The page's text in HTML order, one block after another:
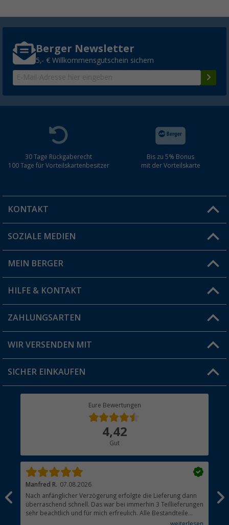
Berger Newsletter
5,- € Willkommensgutschein sichern
30 Tage Rückgaberecht
100 Tage für Vorteilskartenbesitzer
Bis zu 5% Bonus
mit der Vorteilskarte
KONTAKT
Du hast eine Frage?
Filiale finden
SOZIALE MEDIEN
MEIN BERGER
Vorteilskarte
Blog
Jobs & Karriere
HILFE & KONTAKT
FAQ & Kontakt
Versandinformationen
Rücksendung
ZAHLUNGSARTEN
WIR VERSENDEN MIT
SICHER EINKAUFEN
Eure Bewertungen
4,42
Gut
Manfred R. 07.08.2026
Nach anfänglicher Verzögerung erfolgte die Lieferung dann
überraschend schnell. Das war bei immerhin 3 Teillieferungen
sehr beachtlich und für mich erfreulich. Alle Bestandteile
waren gut verpackt und in Ordnung. Das Gerät (Gasgrill)